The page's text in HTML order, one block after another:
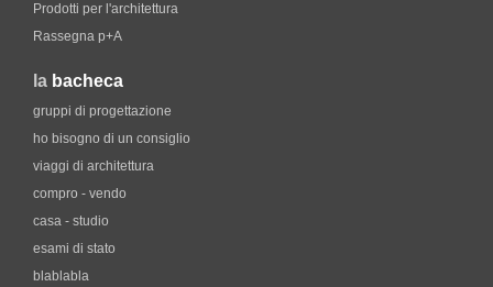
Prodotti per l'architettura
Rassegna p+A
la bacheca
gruppi di progettazione
ho bisogno di un consiglio
viaggi di architettura
compro - vendo
casa - studio
esami di stato
blablabla